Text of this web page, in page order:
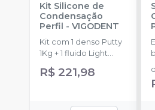
Kit Silicone de
Condensação
Perfil -VIGODENT
Kit com 1 denso Putty
1Kg + 1 fluido Light
Body 120g + 1
catalisador 60ml.
R$ 221,98